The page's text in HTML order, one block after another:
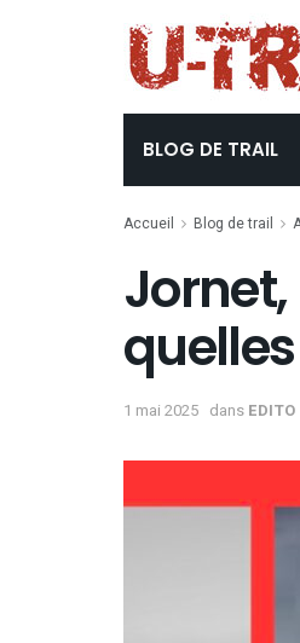
BLOG DE TRAIL
Accueil Blog de trail
1 mai 2025 dans EDITO